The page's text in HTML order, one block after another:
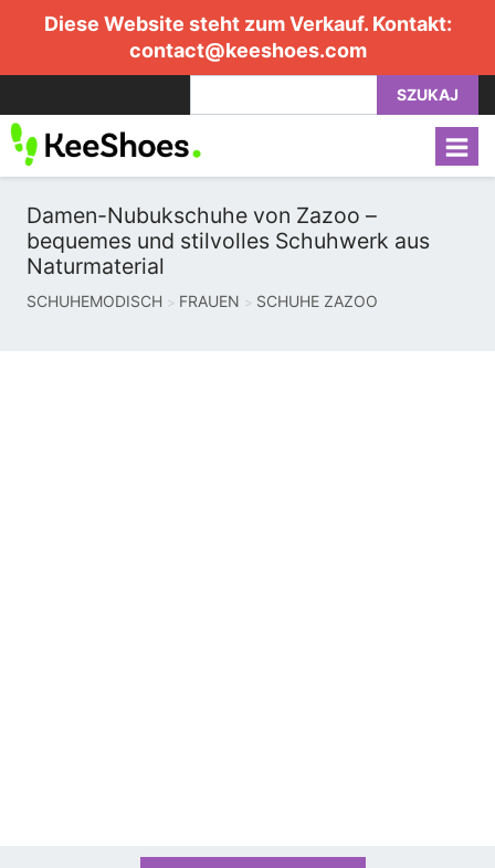
Diese Website steht zum Verkauf. Kontakt:
contact@keeshoes.com
SZUKAJ
Damen-Nubukschuhe von Zazoo –
bequemes und stilvolles Schuhwerk aus
Naturmaterial
SCHUHEMODISCH FRAUEN SCHUHE ZAZOO